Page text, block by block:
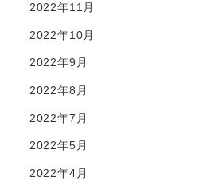
2022年11月
2022年10月
2022年9月
2022年8月
2022年7月
2022年5月
2022年4月